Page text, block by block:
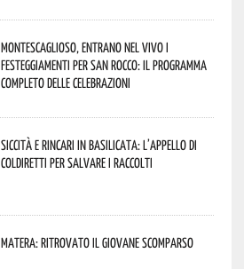
Montescaglioso, entrano nel vivo i
festeggiamenti per San Rocco: il programma
completo delle celebrazioni
Siccità e rincari in Basilicata: l’appello di
Coldiretti per salvare i raccolti
Matera: ritrovato il giovane scomparso